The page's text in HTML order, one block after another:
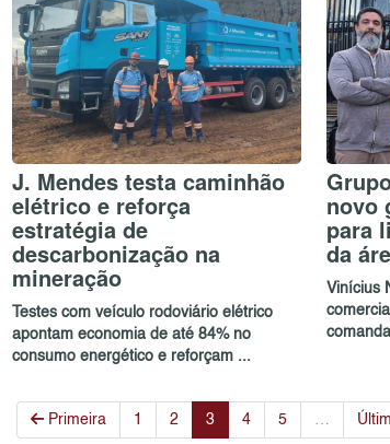
J. Mendes testa caminhão
elétrico e reforça
estratégia de
descarbonização na
mineração
Testes com veículo rodoviário elétrico
apontam economia de até 84% no
consumo energético e reforçam ...
novo
para
da
Vinícius
Primeira 1 2 3 4 5 …